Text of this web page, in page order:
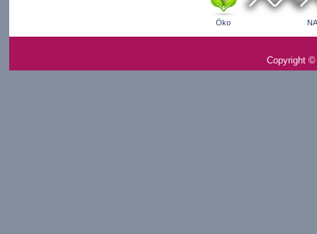
Öko
Copyright